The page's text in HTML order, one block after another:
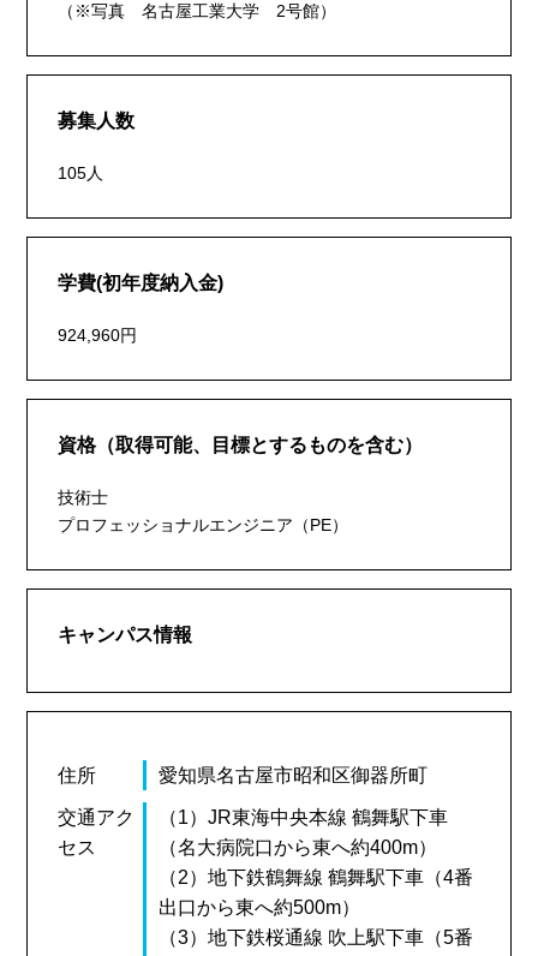
（※写真 名古屋工業大学 2号館）
募集人数
105人
学費(初年度納入金)
924,960円
資格（取得可能、目標とするものを含む）
技術士
プロフェッショナルエンジニア（PE）
キャンパス情報
住所 愛知県名古屋市昭和区御器所町
交通アク
セス
（1）JR東海中央本線 鶴舞駅下車
（名大病院口から東へ約400m）
（2）地下鉄鶴舞線 鶴舞駅下車（4番
出口から東へ約500m）
（3）地下鉄桜通線 吹上駅下車（5番